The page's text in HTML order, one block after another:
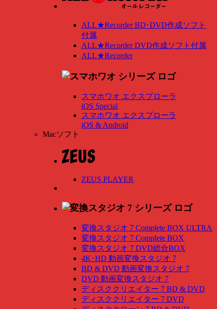
ALL★Recorder BD･DVD作成ソフト
付属
ALL★Recorder DVD作成ソフト付属
ALL★Recorder
スマホワオ エクスプローラ
iOS Special
スマホワオ エクスプローラ
iOS & Android
Macソフト
ZEUS PLAYER
変換スタジオ 7 Complete BOX ULTRA
変換スタジオ 7 Complete BOX
変換スタジオ 7 DVD総合BOX
4K･HD 動画変換スタジオ 7
BD & DVD 動画変換スタジオ 7
DVD 動画変換スタジオ 7
ディスククリエイター 7 BD & DVD
ディスククリエイター 7 DVD